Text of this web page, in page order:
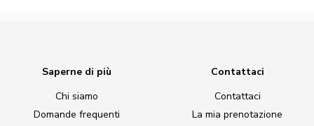
Saperne di più
Chi siamo
Domande frequenti
Contattaci
Contattaci
La mia prenotazione